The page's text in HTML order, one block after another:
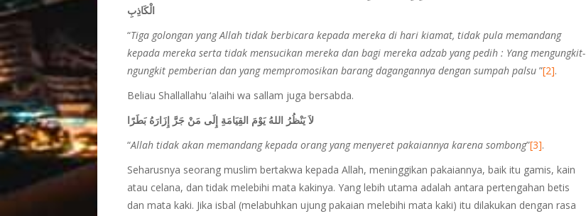
الْكَاذِبِ
“Tiga golongan yang Allah tidak berbicara kepada mereka di hari kiamat, tidak pula memandang
kepada mereka serta tidak mensucikan mereka dan bagi mereka adzab yang pedih : Yang mengungkit-
ngungkit pemberian dan yang mempromosikan barang dagangannya dengan sumpah palsu ”[2].
Beliau Shallallahu ‘alaihi wa sallam juga bersabda.
لاَ يَنْظُرُ اللهُ يَوْمَ القِيَامَةِ إِلَى مَنْ جَرَّ إِزَارَهُ بَطَرًا
“Allah tidak akan memandang kepada orang yang menyeret pakaiannya karena sombong”[3].
Seharusnya seorang muslim bertakwa kepada Allah, meninggikan pakaiannya, baik itu gamis, kain
atau celana, dan tidak melebihi mata kakinya. Yang lebih utama adalah antara pertengahan betis
dan mata kaki. Jika isbal (melabuhkan ujung pakaian melebihi mata kaki) itu dilakukan dengan rasa